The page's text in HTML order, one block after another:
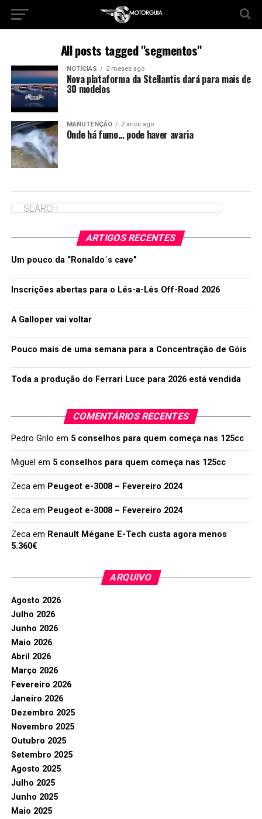
All posts tagged "segmentos"
NOTÍCIAS 2 meses ago
Nova plataforma da Stellantis dará para mais de
30 modelos
MANUTENÇÃO 2 anos ago
Onde há fumo… pode haver avaria
ARTIGOS RECENTES
Um pouco da “Ronaldo´s cave”
Inscrições abertas para o Lés-a-Lés Off-Road 2026
A Galloper vai voltar
Pouco mais de uma semana para a Concentração de Góis
Toda a produção do Ferrari Luce para 2026 está vendida
COMENTÁRIOS RECENTES
Pedro Grilo em 5 conselhos para quem começa nas 125cc
Miguel em 5 conselhos para quem começa nas 125cc
Zecaem Peugeot e-3008 – Fevereiro 2024
Zecaem Peugeot e-3008 – Fevereiro 2024
Zecaem Renault Mégane E-Tech custa agora menos
5.360€
ARQUIVO
Agosto 2026
Julho 2026
Junho 2026
Maio 2026
Abril 2026
Março 2026
Fevereiro 2026
Janeiro 2026
Dezembro 2025
Novembro 2025
Outubro 2025
Setembro 2025
Agosto 2025
Julho 2025
Junho 2025
Maio 2025